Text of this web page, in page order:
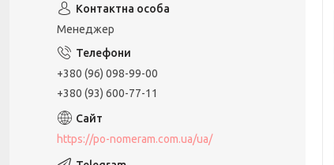
Менеджер
+380 (96) 098-99-00
+380 (93) 600-77-11
https://po-nomeram.com.ua/ua/